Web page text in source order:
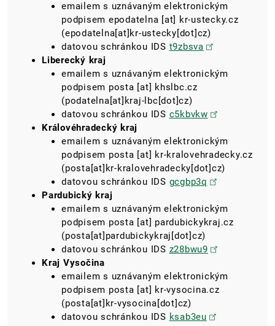
emailem s uznávaným elektronickým
podpisem epodatelna [at] kr-ustecky.cz
(epodatelna[at]kr-ustecky[dot]cz)
datovou schránkou IDS t9zbsva
Liberecký kraj
emailem s uznávaným elektronickým
podpisem posta [at] khslbc.cz
(podatelna[at]kraj-lbc[dot]cz)
datovou schránkou IDS c5kbvkw
Královéhradecký kraj
emailem s uznávaným elektronickým
podpisem posta [at] kr-kralovehradecky.cz
(posta[at]kr-kralovehradecky[dot]cz)
datovou schránkou IDS gcgbp3q
Pardubický kraj
emailem s uznávaným elektronickým
podpisem posta [at] pardubickykraj.cz
(posta[at]pardubickykraj[dot]cz)
datovou schránkou IDS z28bwu9
Kraj Vysočina
emailem s uznávaným elektronickým
podpisem posta [at] kr-vysocina.cz
(posta[at]kr-vysocina[dot]cz)
datovou schránkou IDS ksab3eu